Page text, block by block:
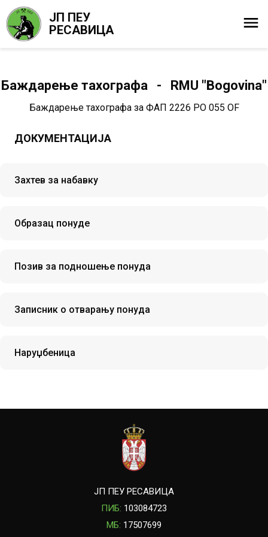
ЈП ПЕУ
РЕСАВИЦА
Баждарење тахографа - RMU "Bogovina"
Баждарење тахографа за ФАП 2226 PО 055 ОF
ДОКУМЕНТАЦИЈА
Захтев за набавку
Образац понуде
Позив за подношење понуда
Записник о отварању понуда
Наруџбеница
ЈП ПЕУ РЕСАВИЦА
ПИБ: 103084723
МБ: 17507699